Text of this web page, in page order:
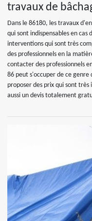
travaux de
Dans le 86180, les travaux
qui sont indispensables en
interventions qui sont très
des professionnels en la
contacter des professionnels
86 peut s'occuper de ce
proposer des prix qui sont très
aussi un devis totalement